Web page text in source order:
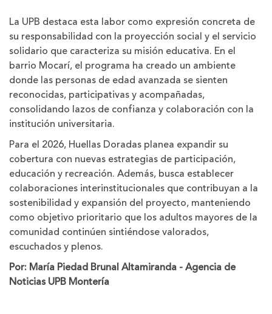
La UPB destaca esta labor como expresión concreta de
su responsabilidad con la proyección social y el servicio
solidario que caracteriza su misión educativa. En el
barrio Mocarí, el programa ha creado un ambiente
donde las personas de edad avanzada se sienten
reconocidas, participativas y acompañadas,
consolidando lazos de confianza y colaboración con la
institución universitaria.
Para el 2026, Huellas Doradas planea expandir su
cobertura con nuevas estrategias de participación,
educación y recreación. Además, busca establecer
colaboraciones interinstitucionales que contribuyan a la
sostenibilidad y expansión del proyecto, manteniendo
como objetivo prioritario que los adultos mayores de la
comunidad continúen sintiéndose valorados,
escuchados y plenos.
Por: María Piedad Brunal Altamiranda - Agencia de
Noticias UPB Montería